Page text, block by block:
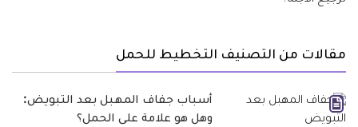
مقالات من التصنيف التخطيط للحمل
أسباب جفاف المهبل بعد التبويض:
وهل هو علامة على الحمل؟